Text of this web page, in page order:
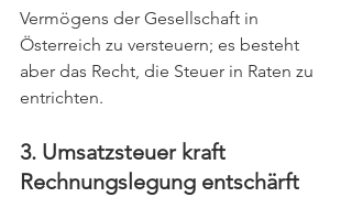
Vermögens der Gesellschaft in
Österreich zu versteuern; es besteht
aber das Recht, die Steuer in Raten zu
entrichten.
3. Umsatzsteuer kraft
Rechnungslegung entschärft